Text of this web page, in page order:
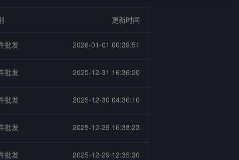
更新时间
批发 2026-01-01 00:39:51
批发 2025-12-31 16:36:20
批发 2025-12-30 04:36:10
批发 2025-12-29 16:38:23
批发 2025-12-29 12:35:30